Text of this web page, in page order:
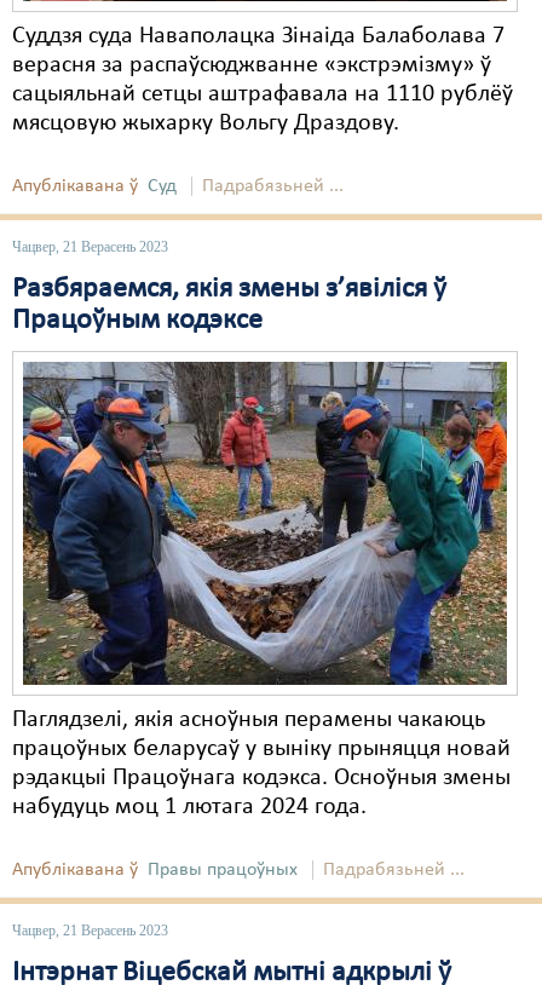
Суддзя суда Наваполацка Зінаіда Балаболава 7
верасня за распаўсюджванне «экстрэмізму» ў
сацыяльнай сетцы аштрафавала на 1110 рублёў
мясцовую жыхарку Вольгу Драздову.
Апублікавана ў Суд Падрабязьней ...
Чацвер, 21 Верасень 2023
Разбяраемся, якія змены з’явіліся ў
Працоўным кодэксе
Паглядзелі, якія асноўныя перамены чакаюць
працоўных беларусаў у выніку прыняцця новай
рэдакцыі Працоўнага кодэкса. Осноўныя змены
набудуць моц 1 лютага 2024 года.
Апублікавана ў Правы працоўных Падрабязьней ...
Чацвер, 21 Верасень 2023
Інтэрнат Віцебскай мытні адкрылі ў